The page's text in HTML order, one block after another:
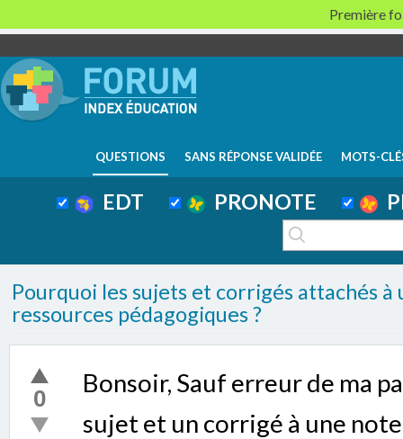
QUESTIONS SANS RÉPONSE VALIDÉE MOTS-
EDT PRONOTE
Pourquoi les sujets et corrigés attachés
ressources pédagogiques ?
0
Bonsoir, Sauf erreur de ma
sujet et un corrigé à une
Première